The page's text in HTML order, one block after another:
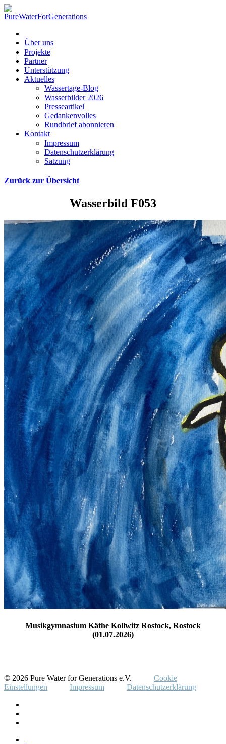
Über uns
Projekte
Partner
Unterstützung
Aktuelles
Wassertage-Blog
Wasserbilder 2026
Presseartikel
Gedankenvolles
Rundbrief abonnieren
Kontakt
Impressum
Datenschutzerklärung
Satzung
Zurück zur Übersicht
Wasserbild F053
Musikgymnasium Käthe Kollwitz Rostock, Rostock
(01.07.2026)
© 2026 Pure Water for Generations e.V.
Cookie
Einstellungen
Impressum Datenschutzerklärung